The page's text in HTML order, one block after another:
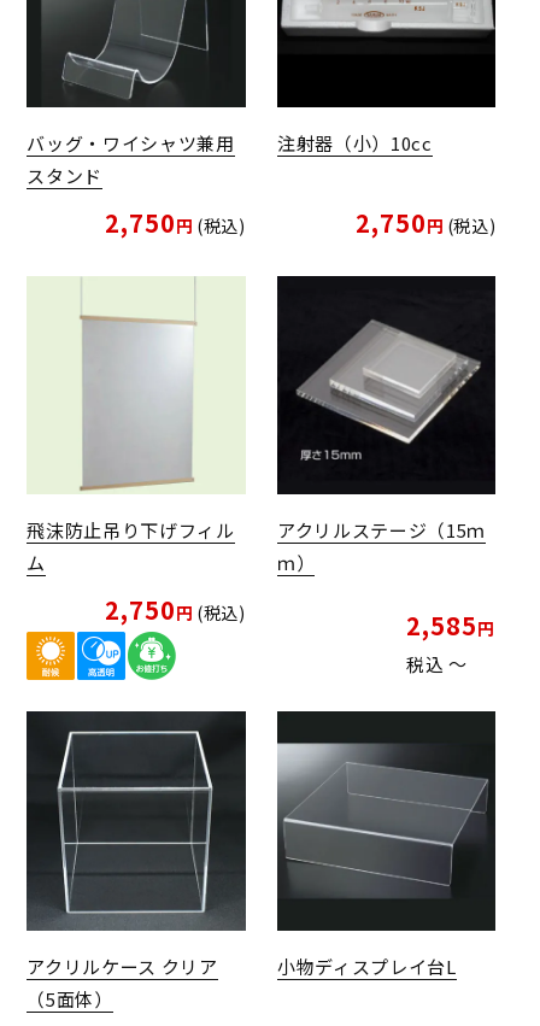
バッグ・ワイシャツ兼用
スタンド
2,750 税込
注射器（小）10cc
2,750 税込
飛沫防止吊り下げフィル
ム
2,750 税込
アクリルステージ（15ｍ
ｍ）
2,585
税込 〜
アクリルケース クリア
（5面体）
小物ディスプレイ台L